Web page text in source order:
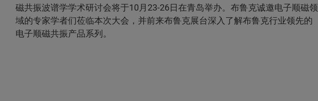
磁共振波谱学学术研讨会将于10月23-26日在青岛举办。布鲁克诚邀电子顺磁领
域的专家学者们莅临本次大会，并前来布鲁克展台深入了解布鲁克行业领先的
电子顺磁共振产品系列。